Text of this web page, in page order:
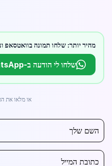
מהיר יותר: שלחו תמונה בוואטסאפ
שלחו לי הודעה ב-WhatsApp
או מלאו את